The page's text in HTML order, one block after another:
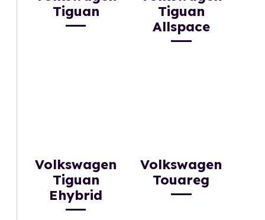
Tiguan
Tiguan
Allspace
Volkswagen
Tiguan
Ehybrid
Volkswagen
Touareg